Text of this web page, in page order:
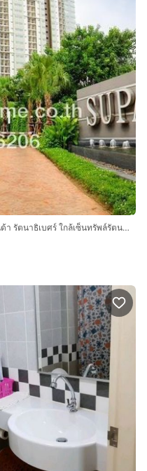
คอนโดมิเนียม 30.87 ตร.ม. ศุภาลัยเวอเรนด้า รัตนาธิเบศร์ ใกล้เซ็นทรัพล์รัตนาธิเบศร์ ใกล้รถไฟฟ้าสถานีบางกระสอ ถนนรัตนาธิเบศร์ เมืองนนทบุรี